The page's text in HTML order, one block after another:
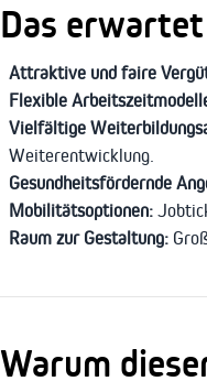
Das
Attraktive und faire
Flexible
Vielfältige
Weiterentwicklung.
Gesundheitsfördernde
Mobilitätsoptionen:
Raum zur Gestaltung:
Warum